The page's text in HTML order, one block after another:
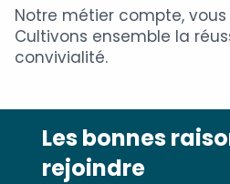
Notre métier compte, vous
Cultivons ensemble la
convivialité.
Les bonnes
rejoindre